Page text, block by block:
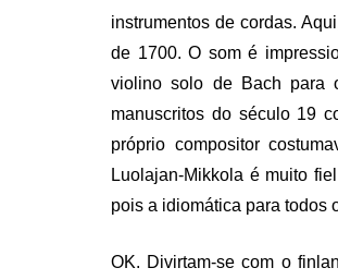
instrumentos de cordas.
de 1700. O som é
violino solo de Bach para
manuscritos do século 19
próprio compositor
Luolajan-Mikkola é muito
pois a idiomática para todos
OK. Divirtam-se com o